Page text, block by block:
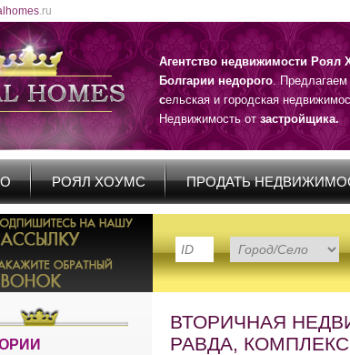
.ru
Агентство недвижимости Роял
Болгарии недорого. Предлагаем
сельская и городская
Недвижимость отзастройщика.
РОЯЛ ХОУМС ПРОДАТЬ
ВТОРИЧНАЯ
РАВДА,